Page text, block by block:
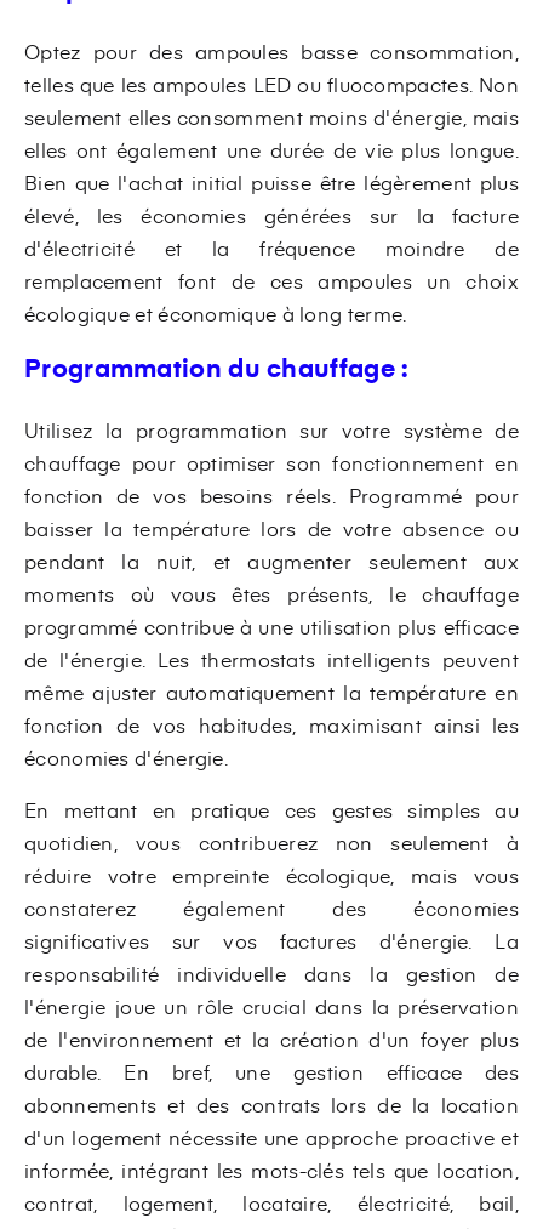
Optez pour des ampoules basse consommation,
telles que les ampoules LED ou fluocompactes. Non
seulement elles consomment moins d'énergie, mais
elles ont également une durée de vie plus longue.
Bien que l'achat initial puisse être légèrement plus
élevé, les économies générées sur la facture
d'électricité et la fréquence moindre de
remplacement font de ces ampoules un choix
écologique et économique à long terme.
Programmation du chauffage :
Utilisez la programmation sur votre système de
chauffage pour optimiser son fonctionnement en
fonction de vos besoins réels. Programmé pour
baisser la température lors de votre absence ou
pendant la nuit, et augmenter seulement aux
moments où vous êtes présents, le chauffage
programmé contribue à une utilisation plus efficace
de l'énergie. Les thermostats intelligents peuvent
même ajuster automatiquement la température en
fonction de vos habitudes, maximisant ainsi les
économies d'énergie.
En mettant en pratique ces gestes simples au
quotidien, vous contribuerez non seulement à
réduire votre empreinte écologique, mais vous
constaterez également des économies
significatives sur vos factures d'énergie. La
responsabilité individuelle dans la gestion de
l'énergie joue un rôle crucial dans la préservation
de l'environnement et la création d'un foyer plus
durable. En bref, une gestion efficace des
abonnements et des contrats lors de la location
d'un logement nécessite une approche proactive et
informée, intégrant les mots-clés tels que location,
contrat, logement, locataire, électricité, bail,